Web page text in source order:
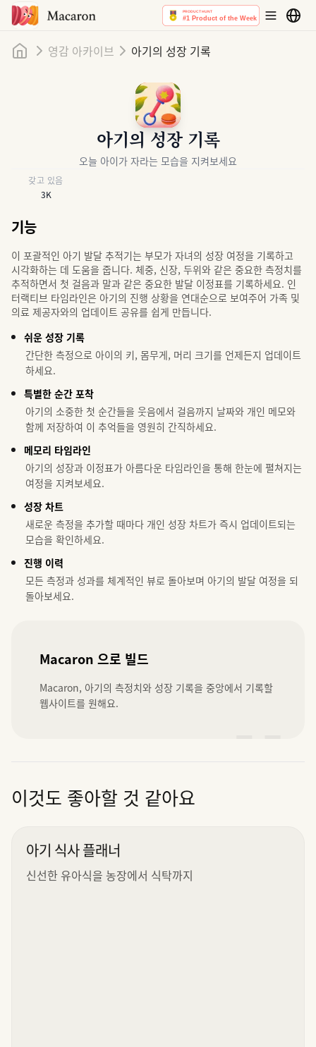
홈 영감 아카이브 아기의 성장 기록
아기의 성장 기록
오늘 아이가 자라는 모습을 지켜보세요
갖고 있음
3K
기능
이 포괄적인 아기 발달 추적기는 부모가 자녀의 성장 여정을 기록하고
시각화하는 데 도움을 줍니다. 체중, 신장, 두위와 같은 중요한 측정치를
추적하면서 첫 걸음과 말과 같은 중요한 발달 이정표를 기록하세요. 인
터랙티브 타임라인은 아기의 진행 상황을 연대순으로 보여주어 가족 및
의료 제공자와의 업데이트 공유를 쉽게 만듭니다.
쉬운 성장 기록
간단한 측정으로 아이의 키, 몸무게, 머리 크기를 언제든지 업데이트
하세요.
특별한 순간 포착
아기의 소중한 첫 순간들을 웃음에서 걸음까지 날짜와 개인 메모와
함께 저장하여 이 추억들을 영원히 간직하세요.
메모리 타임라인
아기의 성장과 이정표가 아름다운 타임라인을 통해 한눈에 펼쳐지는
여정을 지켜보세요.
성장 차트
새로운 측정을 추가할 때마다 개인 성장 차트가 즉시 업데이트되는
모습을 확인하세요.
진행 이력
모든 측정과 성과를 체계적인 뷰로 돌아보며 아기의 발달 여정을 되
돌아보세요.
Macaron 으로 빌드
Macaron, 아기의 측정치와 성장 기록을 중앙에서 기록할
웹사이트를 원해요.
이것도 좋아할 것 같아요
아기 식사 플래너
신선한 유아식을 농장에서 식탁까지